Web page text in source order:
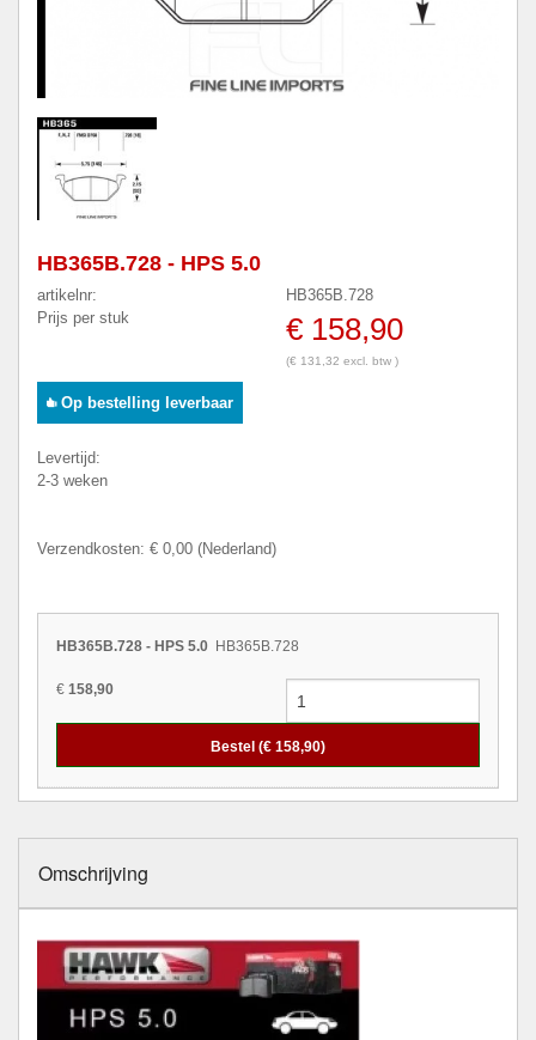
HB365B.728 - HPS 5.0
artikelnr:
HB365B.728
Prijs per stuk
€ 158,90
(€ 131,32 excl. btw )
Op bestelling leverbaar
Levertijd:
2-3 weken
Verzendkosten: € 0,00 (Nederland)
HB365B.728 - HPS 5.0 HB365B.728
€ 158,90
Bestel (€ 158,90)
Omschrijving